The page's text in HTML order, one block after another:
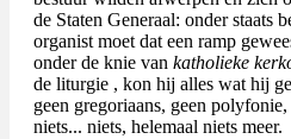
de Staten Generaal: onder staats
organist moet dat een ramp
onder de knie van katholieke
de liturgie , kon hij alles wat hij
geen gregoriaans, geen
niets... niets, helemaal niets meer.